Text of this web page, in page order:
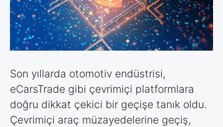
Son yıllarda otomotiv endüstrisi,
eCarsTrade gibi çevrimiçi platformlara
doğru dikkat çekici bir geçişe tanık oldu.
Çevrimiçi araç müzayedelerine geçiş,